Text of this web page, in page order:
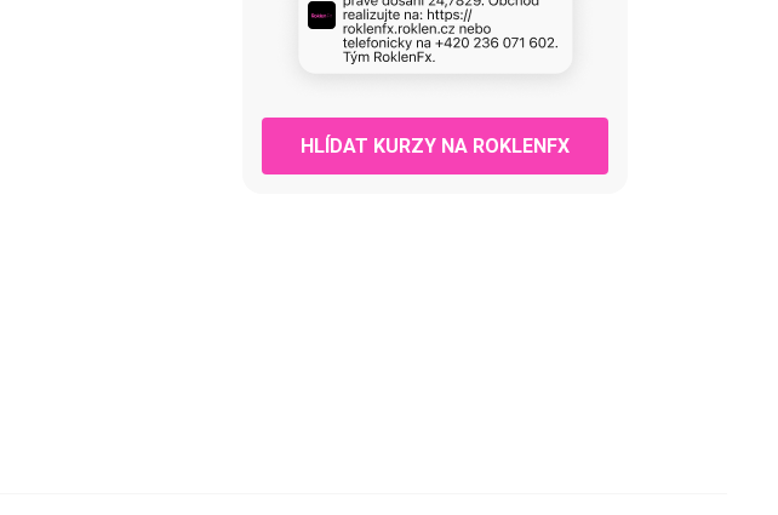
HLÍDAT KURZY NA ROKLENFX